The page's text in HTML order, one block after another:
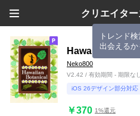
クリエイター
トレンド
出会えるか
Hawaiian
Neko800
V2.42 / 有効期間 - 期限なし
iOS 26デザイン部分対応
￥370 1%還元